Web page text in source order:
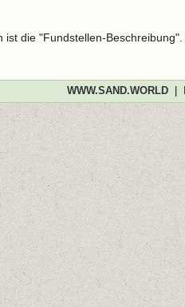
ist die "Fundstellen-
WWW.SAND.WORLD|